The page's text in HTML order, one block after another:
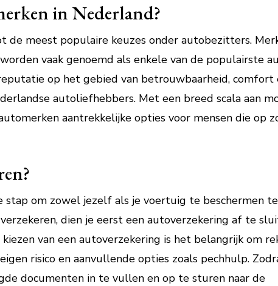
in Nederland?
de meest populaire keuzes onder autobezitters.
vaak genoemd als enkele van de populairste
op het gebied van betrouwbaarheid, comfort
autoliefhebbers. Met een breed scala aan
aantrekkelijke opties voor mensen die op
stap om zowel jezelf als je voertuig te beschermen
dien je eerst een autoverzekering af te
van een autoverzekering is het belangrijk om
risico en aanvullende opties zoals pechhulp.
documenten in te vullen en op te sturen naar de